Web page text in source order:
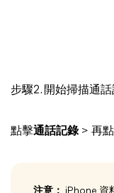
步驟2. 開始掃描通話
點擊通話記錄> 再